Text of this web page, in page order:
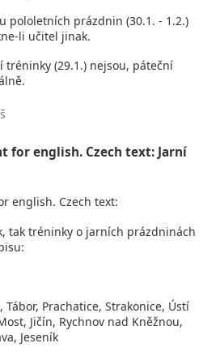
pololetních prázdnin (30.1. - 1.2.)
li učitel jinak.
tréninky (29.1.) nejsou, páteční
for english. Czech text: Jarní
english. Czech text:
tak tréninky o jarních prázdninách
Prachatice, Strakonice, Ústí
Jičín, Rychnov nad Kněžnou,
Jeseník